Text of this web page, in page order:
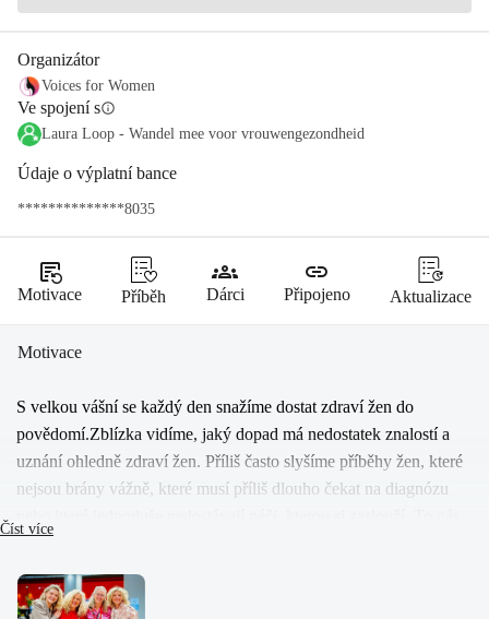
Organizátor
Voices for Women
Ve spojení sinfo
Laura Loop - Wandel mee voor vrouwengezondheid
Údaje o výplatní bance
**************8035
source_notes
Motivace Příběh
groups
Dárci
link
Připojeno Aktualizace
Motivace
S velkou vášní se každý den snažíme dostat zdraví žen do
povědomí.Zblízka vidíme, jaký dopad má nedostatek znalostí a
uznání ohledně zdraví žen. Příliš často slyšíme příběhy žen, které
nejsou brány vážně, které musí příliš dlouho čekat na diagnózu
účastníme Laura Loop. Nejen abychom vybrali peníze, ale také
abychom se doslova dali do pohybu pro změnu. Každý krok,
Číst více